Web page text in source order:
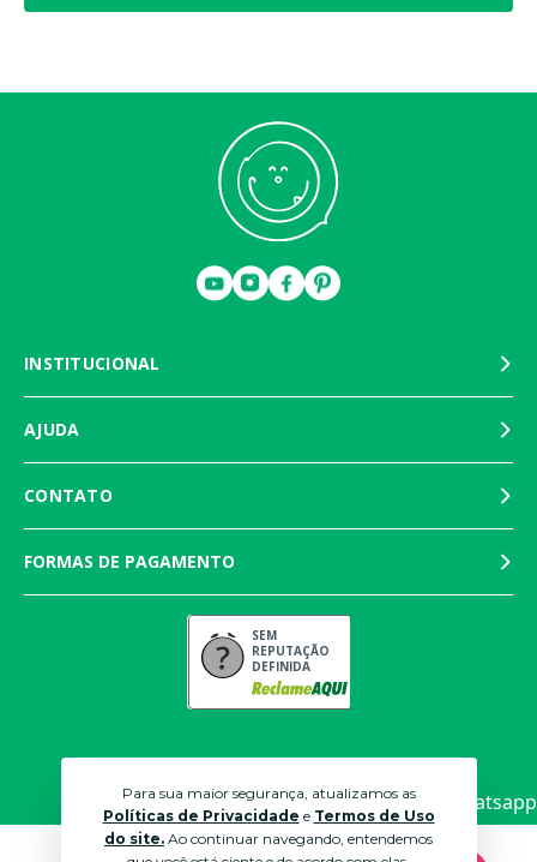
Para sua maior segurança, atualizamos as
Políticas de Privacidade e Termos de Uso
do site. Ao continuar navegando, entendemos
Aberto: 1,16 m X 0,60 m X 0,03 m
Material interno: Manta Acrílica D16
Composição: 100% Poliéster
Material costas: Suedine algodão egípcio
Composição: 100% algodão
Lavagem à maquina (NÃO PASSAR FERRO)
Secagem varal (não usar secadora)
INSTITUCIONAL
AJUDA
CONTATO
FORMAS DE PAGAMENTO
SEM
REPUTAÇÃO
DEFINIDA